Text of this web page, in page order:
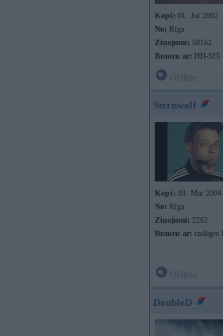
Kopš: 01. Jul 2002
No: Rīga
Ziņojumi: 50162
Braucu ar: HH-325
Sternwolf
Kopš: 03. Mar 2004
No: Rīga
Ziņojumi: 2262
Braucu ar: izslēgtu
DoubleD